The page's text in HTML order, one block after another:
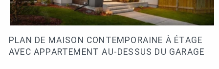
PLAN DE MAISON CONTEMPORAINE À ÉTAGE
AVEC APPARTEMENT AU-DESSUS DU GARAGE